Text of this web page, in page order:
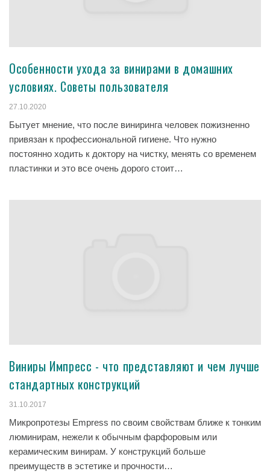
Особенности ухода за винирами в домашних
условиях. Советы пользователя
27.10.2020
Бытует мнение, что после виниринга человек пожизненно
привязан к профессиональной гигиене. Что нужно
постоянно ходить к доктору на чистку, менять со временем
пластинки и это все очень дорого стоит…
Виниры Импресс - что представляют и чем лучше
стандартных конструкций
31.10.2017
Микропротезы Empress по своим свойствам ближе к тонким
люминирам, нежели к обычным фарфоровым или
керамическим винирам. У конструкций больше
преимуществ в эстетике и прочности…